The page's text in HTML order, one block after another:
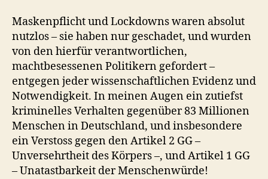
Maskenpflicht und Lockdowns waren absolut
nutzlos – sie haben nur geschadet, und wurden
von den hierfür verantwortlichen,
machtbesessenen Politikern gefordert –
entgegen jeder wissenschaftlichen Evidenz und
Notwendigkeit. In meinen Augen ein zutiefst
kriminelles Verhalten gegenüber 83 Millionen
Menschen in Deutschland, und insbesondere
ein Verstoss gegen den Artikel 2 GG –
Unversehrtheit des Körpers –, und Artikel 1 GG
– Unatastbarkeit der Menschenwürde!